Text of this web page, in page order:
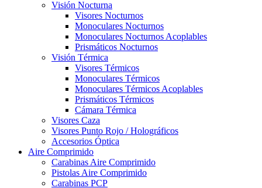
Visión Nocturna
Visores Nocturnos
Monoculares Nocturnos
Monoculares Nocturnos Acoplables
Prismáticos Nocturnos
Visión Térmica
Visores Térmicos
Monoculares Térmicos
Monoculares Térmicos Acoplables
Prismáticos Térmicos
Cámara Térmica
Visores Caza
Visores Punto Rojo / Holográficos
Accesorios Óptica
Aire Comprimido
Carabinas Aire Comprimido
Pistolas Aire Comprimido
Carabinas PCP